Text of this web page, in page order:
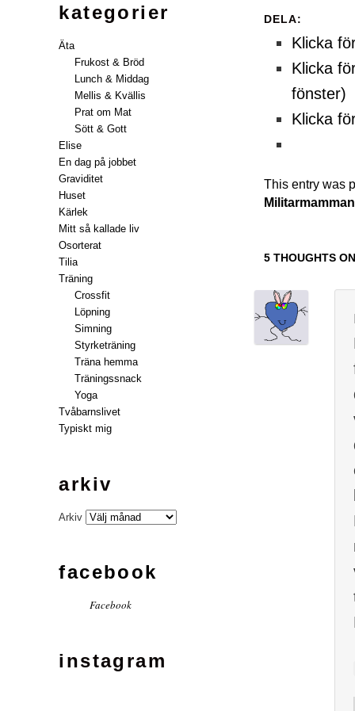
DELA:
Klicka
Klicka
fönster)
Klicka
This entry was
Militarmamman
5 THOUGHTS
kategorier
Äta
Frukost & Bröd
Lunch & Middag
Mellis & Kvällis
Prat om Mat
Sött & Gott
Elise
En dag på jobbet
Graviditet
Huset
Kärlek
Mitt så kallade liv
Osorterat
Tilia
Träning
Crossfit
Löpning
Simning
Styrketräning
Träna hemma
Träningssnack
Yoga
Tvåbarnslivet
Typiskt mig
arkiv
Arkiv
facebook
Facebook
instagram